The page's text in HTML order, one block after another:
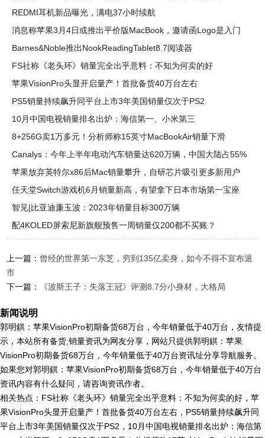
REDMI耳机新品曝光，满电37小时续航
消息称苹果3月4日或推出平价版MacBook，邀请函Logo是入门
版Mac配色
Barnes&Noble推出NookReadingTablet8.7阅读器
FS社称《老头环》销量完全出乎意料：不知为何卖的好
苹果VisionPro头显开启量产！首批备货40万台左右
PS5销量持续飙升同平台上市3年美国销量仅次于PS2
10月中国电视销量排名出炉：海信第一、小米第三
8+256G卖1万多元！分析师称15英寸MacBookAir销量下滑
Canalys：今年上半年电动汽车销量达620万辆，中国大陆占55%
苹果放弃英特尔x86后Mac销量攀升，自研芯片吸引更多新用户
任天堂Switch游戏机6月销量新高，有望拿下日本市场第一宝座
智见|比亚迪廉玉波：2023年销量目标300万辆
配4KOLED屏索尼新旗舰预售一周销量仅200都不买账？
上一篇： 曾经的世界第一东芝，穷到135亿卖身，如今不得不宣布退
市
下一篇：
《波斯王子：失落王冠》评测8.7分小身材，大格局
新闻说明
郭明錤：苹果VisionPro初期备货68万台，今年销量低于40万台，友情提
示，本站所有备货,销量资讯为网友分享，网站只提供郭明錤：苹果
VisionPro初期备货68万台，今年销量低于40万台资讯址分享导航服务。
如果您对郭明錤：苹果VisionPro初期备货68万台，今年销量低于40万台
资讯内容有什么疑问，请咨询资讯作者。
相关热点：FS社称《老头环》销量完全出乎意料：不知为何卖的好，苹
果VisionPro头显开启量产！首批备货40万台左右，PS5销量持续飙升同
平台上市3年美国销量仅次于PS2，10月中国电视销量排名出炉：海信第